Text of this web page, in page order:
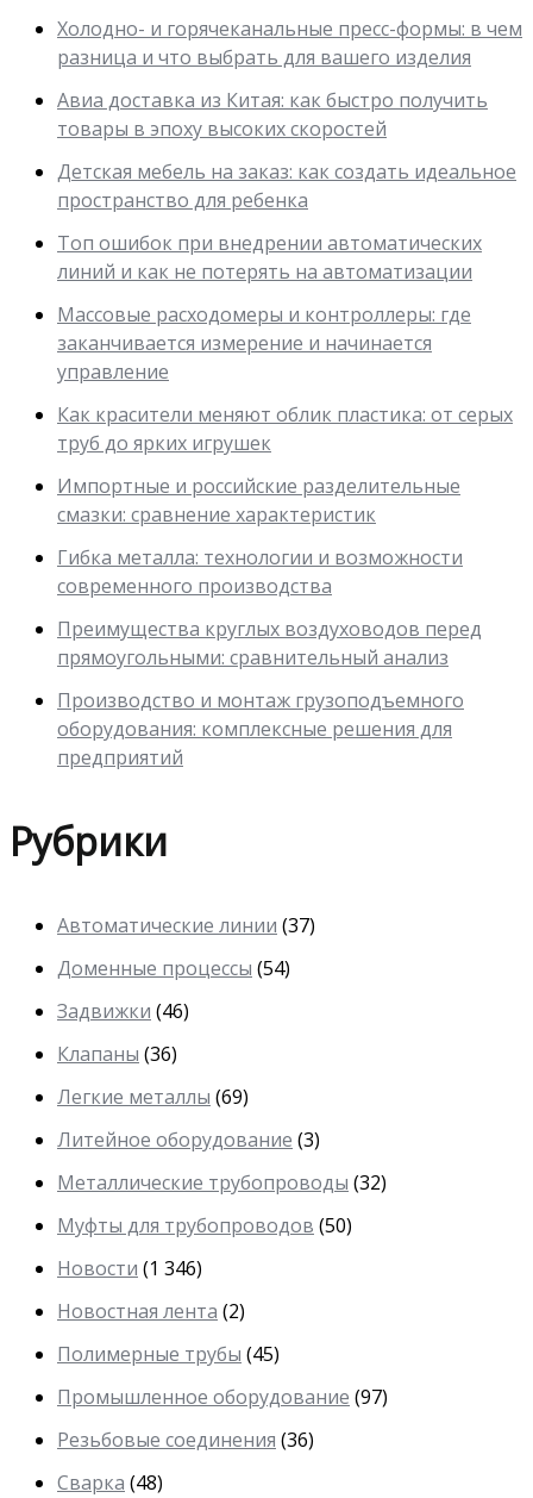
Холодно- и горячеканальные пресс-формы: в чем
разница и что выбрать для вашего изделия
Авиа доставка из Китая: как быстро получить
товары в эпоху высоких скоростей
Детская мебель на заказ: как создать идеальное
пространство для ребенка
Топ ошибок при внедрении автоматических
линий и как не потерять на автоматизации
Массовые расходомеры и контроллеры: где
заканчивается измерение и начинается
управление
Как красители меняют облик пластика: от серых
труб до ярких игрушек
Импортные и российские разделительные
смазки: сравнение характеристик
Гибка металла: технологии и возможности
современного производства
Преимущества круглых воздуховодов перед
прямоугольными: сравнительный анализ
Производство и монтаж грузоподъемного
оборудования: комплексные решения для
предприятий
Рубрики
Автоматические линии (37)
Доменные процессы (54)
Задвижки (46)
Клапаны (36)
Легкие металлы (69)
Литейное оборудование (3)
Металлические трубопроводы (32)
Муфты для трубопроводов (50)
Новости (1 346)
Новостная лента (2)
Полимерные трубы (45)
Промышленное оборудование (97)
Резьбовые соединения (36)
Сварка (48)